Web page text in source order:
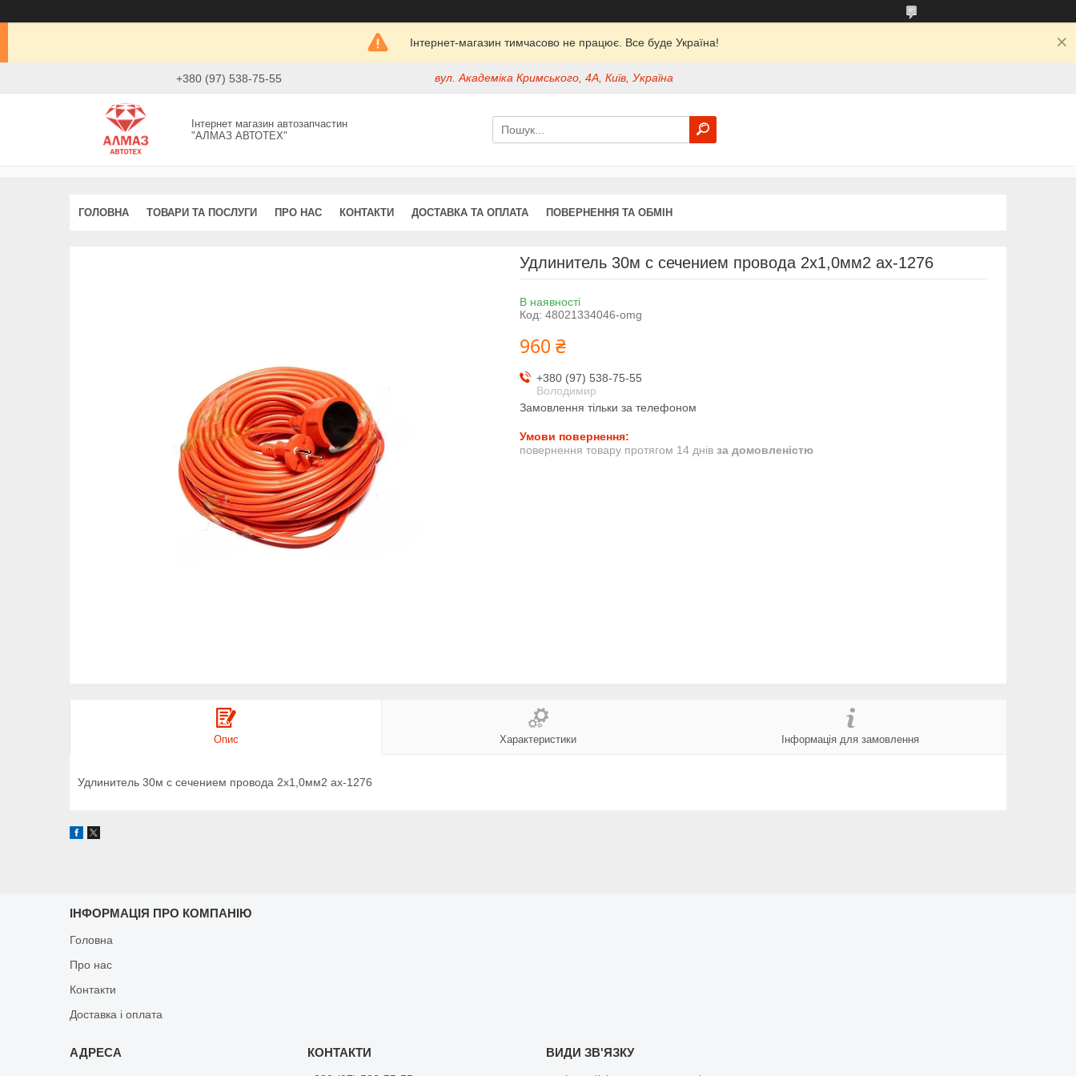
Інтернет-магазин тимчасово не працює. Все буде Україна!
+380 (97) 538-75-55 вул. Академіка Кримського, 4А, Київ, Україна
Інтернет магазин автозапчастин
"АЛМАЗ АВТОТЕХ"
ГОЛОВНА ТОВАРИ ТА ПОСЛУГИ ПРО НАС КОНТАКТИ ДОСТАВКА ТА ОПЛАТА ПОВЕРНЕННЯ ТА ОБМІН
Удлинитель 30м с сечением провода 2х1,0мм2 ax-1276
В наявності
Код: 48021334046-omg
960 ₴
+380 (97) 538-75-55
Володимир
Замовлення тільки за телефоном
повернення товару протягом 14 днів за домовленістю
Опис Характеристики Інформація для замовлення
Удлинитель 30м с сечением провода 2х1,0мм2 ax-1276
ІНФОРМАЦІЯ ПРО КОМПАНІЮ
Головна
Про нас
Контакти
Доставка і оплата